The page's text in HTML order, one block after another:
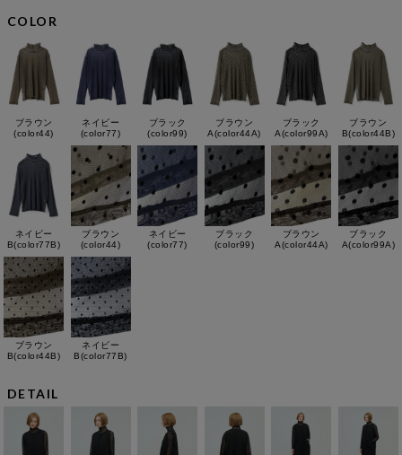
COLOR
ブラウン
(color44)
ネイビー
(color77)
ブラック
(color99)
ブラウン
A(color44A)
ブラック
A(color99A)
ブラウン
B(color44B)
ネイビー
B(color77B)
ブラウン
(color44)
ネイビー
(color77)
ブラック
(color99)
ブラウン
A(color44A)
ブラック
A(color99A)
ブラウン
B(color44B)
ネイビー
B(color77B)
DETAIL